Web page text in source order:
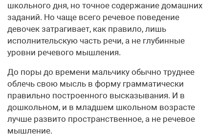
школьного дня, но точное содержание домашних
заданий. Но чаще всего речевое поведение
девочек затрагивает, как правило, лишь
исполнительскую часть речи, а не глубинные
уровни речевого мышления.
До поры до времени мальчику обычно труднее
облечь свою мысль в форму грамматически
правильно построенного высказывания. И в
дошкольном, и в младшем школьном возрасте
лучше развито пространственное, а не речевое
мышление.